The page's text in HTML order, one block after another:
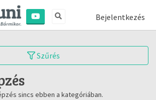
Bejelentkezés
Szűrés
sincs ebben a kategóriában.